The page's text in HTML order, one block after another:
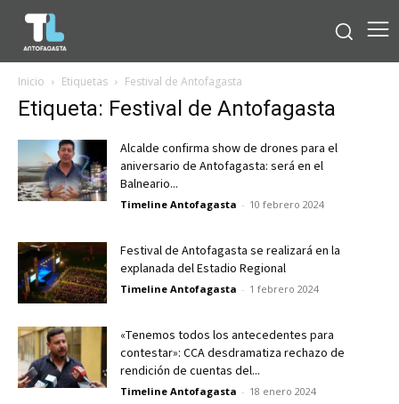
Inicio Etiquetas Festival de Antofagasta
Etiqueta: Festival de Antofagasta
Alcalde confirma show de drones para el
aniversario de Antofagasta: será en el
Balneario...
Timeline Antofagasta - 10 febrero 2024
Festival de Antofagasta se realizará en la
explanada del Estadio Regional
Timeline Antofagasta - 1 febrero 2024
«Tenemos todos los antecedentes para
contestar»: CCA desdramatiza rechazo de
rendición de cuentas del...
Timeline Antofagasta - 18 enero 2024